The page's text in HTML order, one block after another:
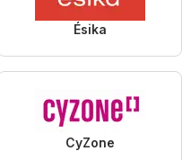
Ésika
CyZone